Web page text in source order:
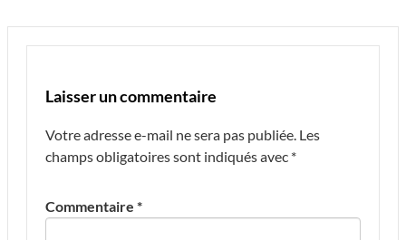
Laisser un commentaire
Votre adresse e-mail ne sera pas publiée. Les
champs obligatoires sont indiqués avec *
Commentaire *